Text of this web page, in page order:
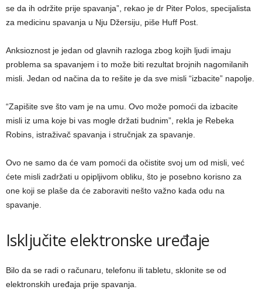
se da ih održite prije spavanja”, rekao je dr Piter Polos, specijalista
za medicinu spavanja u Nju Džersiju, piše Huff Post.
Anksioznost je jedan od glavnih razloga zbog kojih ljudi imaju
problema sa spavanjem i to može biti rezultat brojnih nagomilanih
misli. Jedan od načina da to rešite je da sve misli “izbacite” napolje.
“Zapišite sve što vam je na umu. Ovo može pomoći da izbacite
misli iz uma koje bi vas mogle držati budnim”, rekla je Rebeka
Robins, istraživač spavanja i stručnjak za spavanje.
Ovo ne samo da će vam pomoći da očistite svoj um od misli, već
ćete misli zadržati u opipljivom obliku, što je posebno korisno za
one koji se plaše da će zaboraviti nešto važno kada odu na
spavanje.
Isključite elektronske uređaje
Bilo da se radi o računaru, telefonu ili tabletu, sklonite se od
elektronskih uređaja prije spavanja.